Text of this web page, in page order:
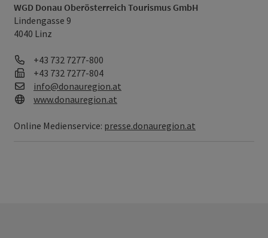
WGD Donau Oberösterreich Tourismus GmbH
Lindengasse 9
4040 Linz
Telefon
+43 732 7277-800
Fax
+43 732 7277-804
E-Mail
info@donauregion.at
Web
www.donauregion.at
Online Medienservice: presse.donauregion.at